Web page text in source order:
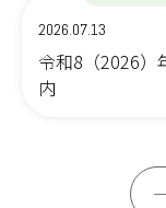
2026.07.13
令和8（2026
内